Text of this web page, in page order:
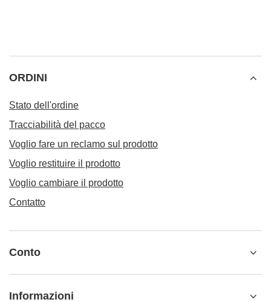
ORDINI
Stato dell'ordine
Tracciabilità del pacco
Voglio fare un reclamo sul prodotto
Voglio restituire il prodotto
Voglio cambiare il prodotto
Contatto
Conto
Informazioni